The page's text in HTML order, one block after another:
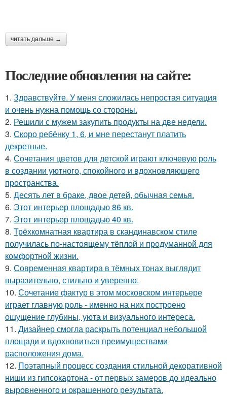
читать дальше →
Последние обновления на сайте:
1. Здравствуйте. У меня сложилась непростая ситуация
и очень нужна помощь со стороны.
2. Решили с мужем закупить продукты на две недели.
3. Скоро ребёнку 1, 6, и мне перестанут платить
декретные.
4. Сочетания цветов для детской играют ключевую роль
в создании уютного, спокойного и вдохновляющего
пространства.
5. Десять лет в браке, двое детей, обычная семья.
6. Этот интерьер площадью 86 кв.
7. Этот интерьер площадью 40 кв.
8. Трёхкомнатная квартира в скандинавском стиле
получилась по-настоящему тёплой и продуманной для
комфортной жизни.
9. Современная квартира в тёмных тонах выглядит
выразительно, стильно и уверенно.
10. Сочетание фактур в этом московском интерьере
играет главную роль - именно на них построено
ощущение глубины, уюта и визуального интереса.
11. Дизайнер смогла раскрыть потенциал небольшой
площади и вдохновиться преимуществами
расположения дома.
12. Поэтапный процесс создания стильной декоративной
ниши из гипсокартона - от первых замеров до идеально
выровненного и окрашенного результата.